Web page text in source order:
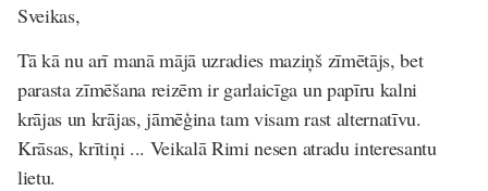
Sveikas,
Tā kā nu arī manā mājā uzradies maziņš zīmētājs, bet
parasta zīmēšana reizēm ir garlaicīga un papīru kalni
krājas un krājas, jāmēģina tam visam rast alternatīvu.
Krāsas, krītiņi ... Veikalā Rimi nesen atradu interesantu
lietu.